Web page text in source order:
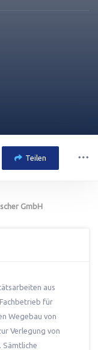
Teilen
GmbH
aus
für
Wegebau von
Verlegung von
Sämtliche